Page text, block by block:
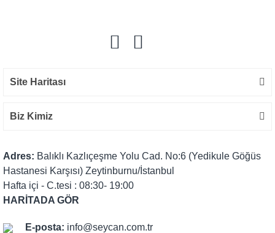
Site Haritası
Biz Kimiz
Adres: Balıklı Kazlıçeşme Yolu Cad. No:6 (Yedikule Göğüs
Hastanesi Karşısı) Zeytinburnu/İstanbul
Hafta içi - C.tesi : 08:30- 19:00
HARİTADA GÖR
E-posta: info@seycan.com.tr